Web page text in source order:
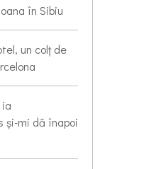
în Sibiu
un colț de
și-mi dă înapoi